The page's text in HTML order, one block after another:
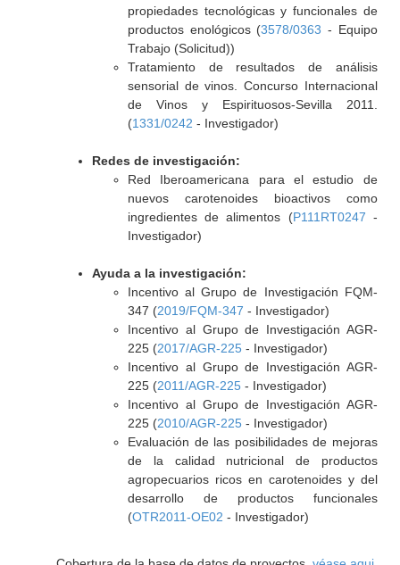
propiedades tecnológicas y funcionales de
productos enológicos (3578/0363 - Equipo
Trabajo (Solicitud))
Tratamiento de resultados de análisis
sensorial de vinos. Concurso Internacional
de Vinos y Espirituosos-Sevilla 2011.
(1331/0242 - Investigador)
Redes de investigación:
Red Iberoamericana para el estudio de
nuevos carotenoides bioactivos como
ingredientes de alimentos (P111RT0247 -
Investigador)
Ayuda a la investigación:
Incentivo al Grupo de Investigación FQM-
347 (2019/FQM-347 - Investigador)
Incentivo al Grupo de Investigación AGR-
225 (2017/AGR-225- Investigador)
Incentivo al Grupo de Investigación AGR-
225 (2011/AGR-225- Investigador)
Incentivo al Grupo de Investigación AGR-
225 (2010/AGR-225- Investigador)
Evaluación de las posibilidades de mejoras
de la calidad nutricional de productos
agropecuarios ricos en carotenoides y del
desarrollo de productos funcionales
(OTR2011-OE02 - Investigador)